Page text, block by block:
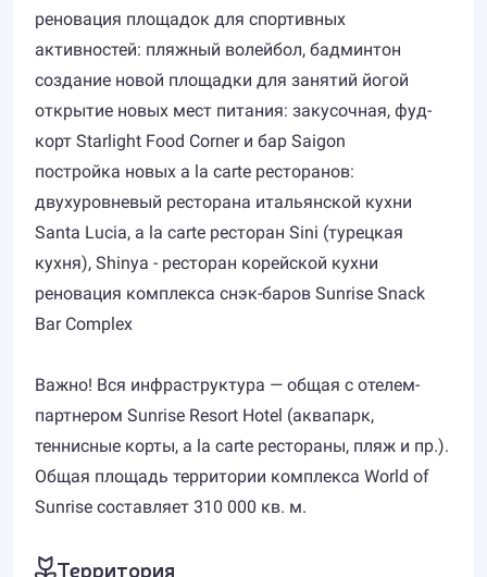
реновация площадок для спортивных
активностей: пляжный волейбол, бадминтон
создание новой площадки для занятий йогой
открытие новых мест питания: закусочная, фуд-
корт Starlight Food Corner и бар Saigon
постройка новых a la carte ресторанов:
двухуровневый ресторана итальянской кухни
Santa Lucia, a la carte ресторан Sini (турецкая
кухня), Shinya - ресторан корейской кухни
реновация комплекса снэк-баров Sunrise Snack
Bar Complex
Важно! Вся инфраструктура — общая с отелем-
партнером Sunrise Resort Hotel (аквапарк,
теннисные корты, a la carte рестораны, пляж и пр.).
Общая площадь территории комплекса World of
Sunrise составляет 310 000 кв. м.
Территория